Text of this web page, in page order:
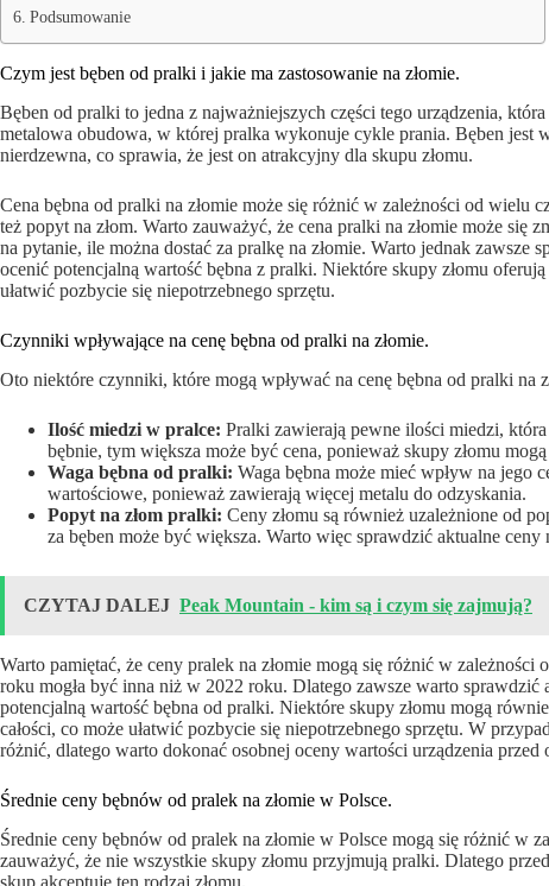
Podsumowanie
Czym jest bęben od pralki i jakie ma zastosowanie na złomie.
Bęben od pralki to jedna z najważniejszych części tego urządzenia,
metalowa obudowa, w której pralka wykonuje cykle prania. Bęben jest
nierdzewna, co sprawia, że jest on atrakcyjny dla skupu złomu.
Cena bębna od pralki na złomie może się różnić w zależności od wielu
też popyt na złom. Warto zauważyć, że cena pralki na złomie może się
na pytanie, ile można dostać za pralkę na złomie. Warto jednak zawsze
ocenić potencjalną wartość bębna z pralki. Niektóre skupy złomu
ułatwić pozbycie się niepotrzebnego sprzętu.
Czynniki wpływające na cenę bębna od pralki na złomie.
Oto niektóre czynniki, które mogą wpływać na cenę bębna od pralki na
Ilość miedzi w pralce: Pralki zawierają pewne ilości miedzi,
bębnie, tym większa może być cena, ponieważ skupy złomu
Waga bębna od pralki: Waga bębna może mieć wpływ na jego
wartościowe, ponieważ zawierają więcej metalu do odzyskania.
Popyt na złom pralki: Ceny złomu są również uzależnione od
za bęben może być większa. Warto więc sprawdzić aktualne ceny
CZYTAJ DALEJ Peak Mountain - kim są i czym się zajmują?
Warto pamiętać, że ceny pralek na złomie mogą się różnić w zależności
roku mogła być inna niż w 2022 roku. Dlatego zawsze warto sprawdzić
potencjalną wartość bębna od pralki. Niektóre skupy złomu mogą
całości, co może ułatwić pozbycie się niepotrzebnego sprzętu. W
różnić, dlatego warto dokonać osobnej oceny wartości urządzenia przed
Średnie ceny bębnów od pralek na złomie w Polsce.
Średnie ceny bębnów od pralek na złomie w Polsce mogą się różnić w
zauważyć, że nie wszystkie skupy złomu przyjmują pralki. Dlatego
skup akceptuje ten rodzaj złomu.